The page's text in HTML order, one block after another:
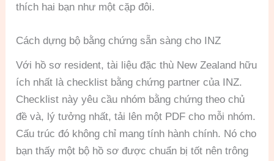
thích hai bạn như một cặp đôi.
Cách dựng bộ bằng chứng sẵn sàng cho INZ
Với hồ sơ resident, tài liệu đặc thù New Zealand hữu
ích nhất là checklist bằng chứng partner của INZ.
Checklist này yêu cầu nhóm bằng chứng theo chủ
đề và, lý tưởng nhất, tải lên một PDF cho mỗi nhóm.
Cấu trúc đó không chỉ mang tính hành chính. Nó cho
bạn thấy một bộ hồ sơ được chuẩn bị tốt nên trông